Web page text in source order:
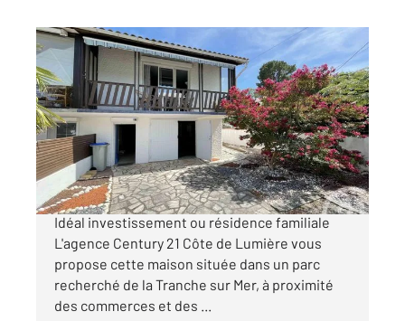
LA TRANCHE SUR MER 85
115 m 2 , 6 pièces
Ref : 2091
Maison à vendre
284 000 €
À Vendre Maison mitoyenne La Tranche sur Mer
Idéal investissement ou résidence familiale
L'agence Century 21 Côte de Lumière vous
propose cette maison située dans un parc
recherché de la Tranche sur Mer, à proximité
des commerces et des ...